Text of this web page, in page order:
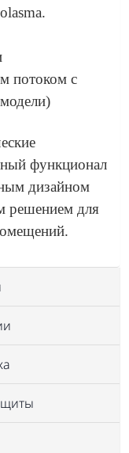
потоком с
функционал
дизайном
решением для